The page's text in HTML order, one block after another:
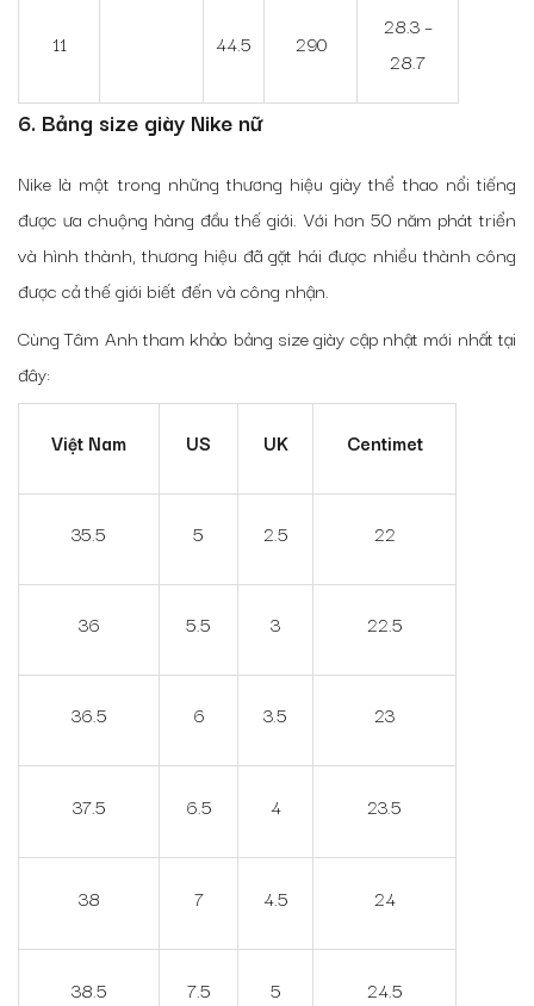
11 44.5 290
28.3 –
28.7
6. Bảng size giày Nike nữ
Nike là một trong những thương hiệu giày thể thao nổi tiếng
được ưa chuộng hàng đầu thế giới. Với hơn 50 năm phát triển
và hình thành, thương hiệu đã gặt hái được nhiều thành công
được cả thế giới biết đến và công nhận.
Cùng Tâm Anh tham khảo bảng size giày cập nhật mới nhất tại
đây:
Việt Nam US UK Centimet
35.5 5 2.5 22
36 5.5 3 22.5
36.5 6 3.5 23
37.5 6.5 4 23.5
38 7 4.5 24
38.5 7.5 5 24.5